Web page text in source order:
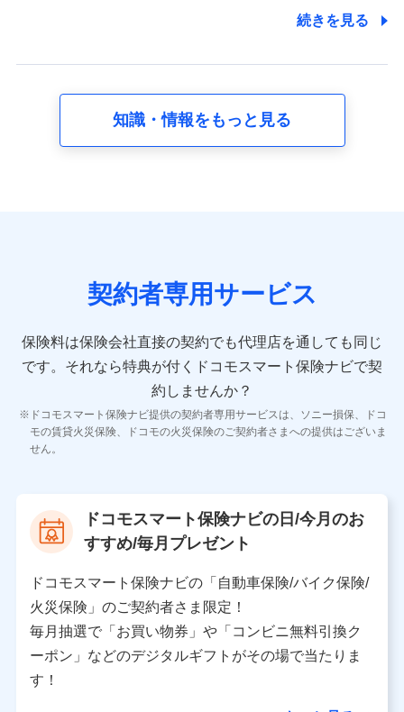
8.取引先個人情報
取引先としての選定業務、営業情報の提供業務、契約締結手
10.受託業務の 個人情報
11.マイカー通勤管理クラウド並びに法人向けASPサー
ビスに関してのお問い合わせ情報
各種お問い合わせに対応するため
当社のサービスに関する情報提供や、皆様に有用なお知らせ
をお送りするため
当社の対応品質向上やお問い合わせ内容の正確な把握のため
個人情報保護管理者の職名、連絡先
〒103-0013 東京都中央区日本橋人形町2-14-10 アー
バンネット日本橋ビル 3F
株式会社ドコモ・インシュアランス
個人情報の第三者提供について
続きを見る
知識・情報をもっと見る
契約者専用サービス
保険料は保険会社直接の契約でも代理店を通しても同じ
です。 それなら特典が付くドコモスマート保険ナビで契
約しませんか？
ドコモスマート保険ナビ提供の契約者専用サービスは、ソニー損保、ドコ
モの賃貸火災保険、ドコモの火災保険のご契約者さまへの提供はございま
せん。
ドコモスマート保険ナビの日/今月のお
すすめ/毎月プレゼント
ドコモスマート保険ナビの「自動車保険/バイク保険/
火災保険」のご契約者さま限定！
毎月抽選で「お買い物券」や「コンビニ無料引換ク
ーポン」などのデジタルギフトがその場で当たりま
す！